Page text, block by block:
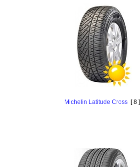
Michelin Latitude Cross[ 8 ]